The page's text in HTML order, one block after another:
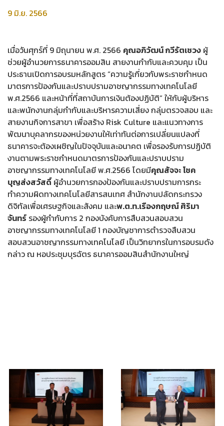
9 มิ.ย. 2566
เมื่อวันศุกร์ที่ 9 มิถุนายน พ.ศ. 2566 คุณอภิวัฒน์ กวีรัตเชวง ผู้
ช่วยผู้อำนวยการธนาคารออมสิน สายงานกำกับและควบคุม เป็น
ประธานเปิดการอบรมหลักสูตร “ความรู้เกี่ยวกับพระราชกำหนด
มาตรการป้องกันและปราบปรามอาชญากรรมทางเทคโนโลยี
พ.ศ.2566 และหน้าที่ที่สถาบันการเงินต้องปฏิบัติ” ให้กับผู้บริหาร
และพนักงานกลุ่มกำกับและบริหารความเสี่ยง กลุ่มตรวจสอบ และ
สายงานกิจการสาขา เพื่อสร้าง Risk Culture และแนวทางการ
พัฒนาบุคลากรของหน่วยงานให้เท่าทันต่อการเปลี่ยนแปลงที่
ธนาคารจะต้องเผชิญในปัจจุบันและอนาคต เพื่อรองรับการปฏิบัติ
งานตามพระราชกำหนดมาตรการป้องกันและปราบปราม
อาชญากรรมทางเทคโนโลยี พ.ศ.2566 โดยมีคุณสัจจะ โชค
บุญส่งสวัสดิ์ผู้อำนวยการกองป้องกันและปราบปรามการกระ
ทำความผิดทางเทคโนโลยีสารสนเทศ สำนักงานปลัดกระทรวง
ดิจิทัลเพื่อเศรษฐกิจและสังคม และพ.ต.ท.เรืองกฤษณ์ ศิริมา
จันทร์ รองผู้กำกับการ 2 กองบังคับการสืบสวนสอบสวน
อาชญากรรมทางเทคโนโลยี 1 กองบัญชาการตำรวจสืบสวน
สอบสวนอาชญากรรมทางเทคโนโลยี เป็นวิทยากรในการอบรมดัง
กล่าว ณ หอประชุมบุรฉัตร ธนาคารออมสินสำนักงานใหญ่